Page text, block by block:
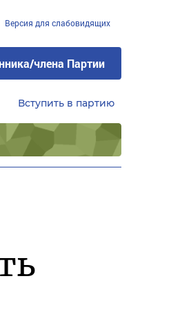
Версия для слабовидящих
члена Партии
Вступить в партию